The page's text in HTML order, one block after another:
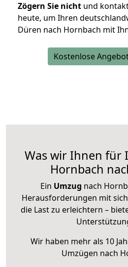
Zögern Sie nicht und
heute, um Ihren
Düren nach Hornbach mit
Kostenlose
Was wir Ihnen für
Hornbach
Ein Umzug nach
Herausforderungen mit
die Last zu erleichtern –
Wir haben mehr als 10
Umzügen nach